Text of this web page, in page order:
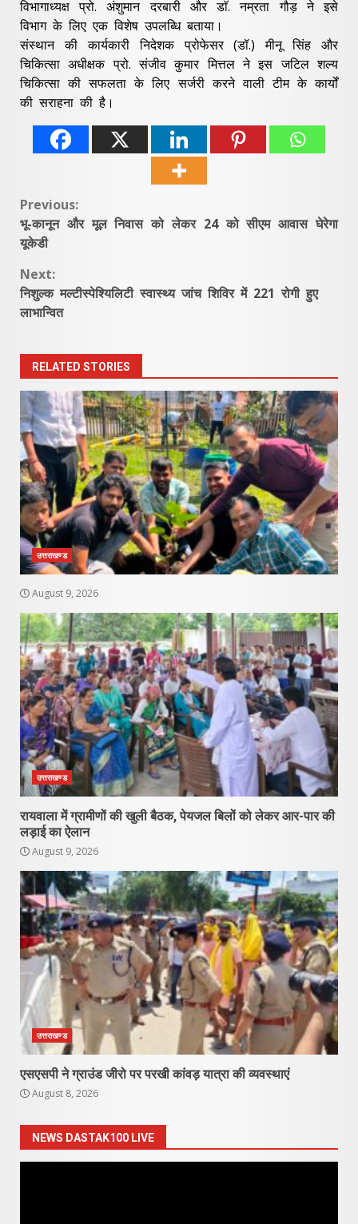
विभागाध्यक्ष प्रो. अंशुमान दरबारी और डाॅ. नम्रता गौड़ ने इसे
विभाग के लिए एक विशेष उपलब्धि बताया।
संस्थान की कार्यकारी निदेशक प्रोफेसर (डॉ.) मीनू सिंह और
चिकित्सा अधीक्षक प्रो. संजीव कुमार मित्तल ने इस जटिल शल्य
चिकित्सा की सफलता के लिए सर्जरी करने वाली टीम के कार्यों
की सराहना की है।
Continue
Reading
Previous:
भू-कानून और मूल निवास को लेकर 24 को सीएम आवास घेरेगा
यूकेडी
Next:
निशुल्क मल्टीस्पेश्यिलिटी स्वास्थ्य जांच शिविर में 221 रोगी हुए
लाभान्वित
RELATED STORIES
उत्तराखण्ड
August 9, 2026
उत्तराखण्ड
रायवाला में ग्रामीणों की खुली बैठक, पेयजल बिलों को लेकर आर-पार की
लड़ाई का ऐलान
August 9, 2026
उत्तराखण्ड
एसएसपी ने ग्राउंड जीरो पर परखी कांवड़ यात्रा की व्यवस्थाएं
August 8, 2026
NEWS DASTAK100 LIVE